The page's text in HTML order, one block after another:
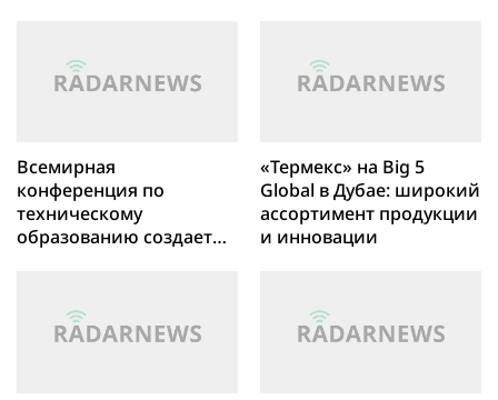
Франции
Всемирная
конференция по
техническому
образованию создает
в сфере развития
навыков
«Термекс» на Big 5
Global в Дубае: широкий
ассортимент продукции
и инновации